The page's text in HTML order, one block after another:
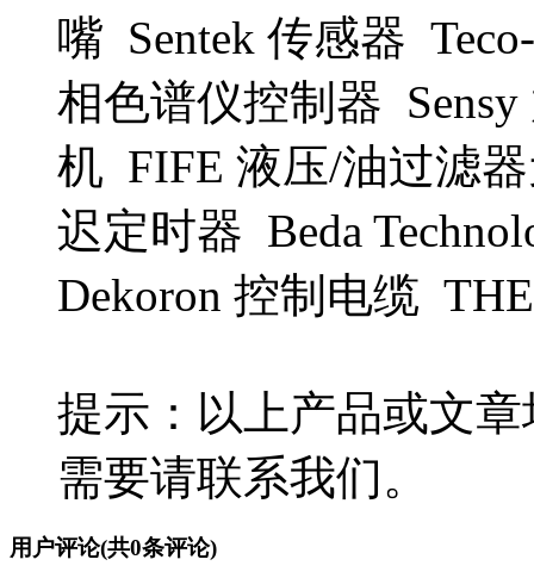
嘴 Sentek 传感器
相色谱仪控制器
机 FIFE 液压/油过滤
迟定时器 Beda
Dekoron 控制电缆
提示：以上产品或文
需要请联系我们。
用户评论(共0条评论)